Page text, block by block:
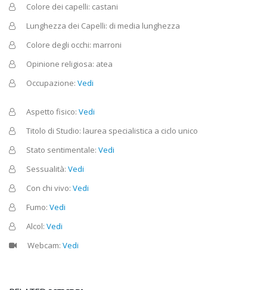
Colore dei capelli: castani
Lunghezza dei Capelli: di media lunghezza
Colore degli occhi: marroni
Opinione religiosa: atea
Occupazione: Vedi
Aspetto fisico: Vedi
Titolo di Studio: laurea specialistica a ciclo unico
Stato sentimentale: Vedi
Sessualità: Vedi
Con chi vivo: Vedi
Fumo: Vedi
Alcol: Vedi
Webcam: Vedi